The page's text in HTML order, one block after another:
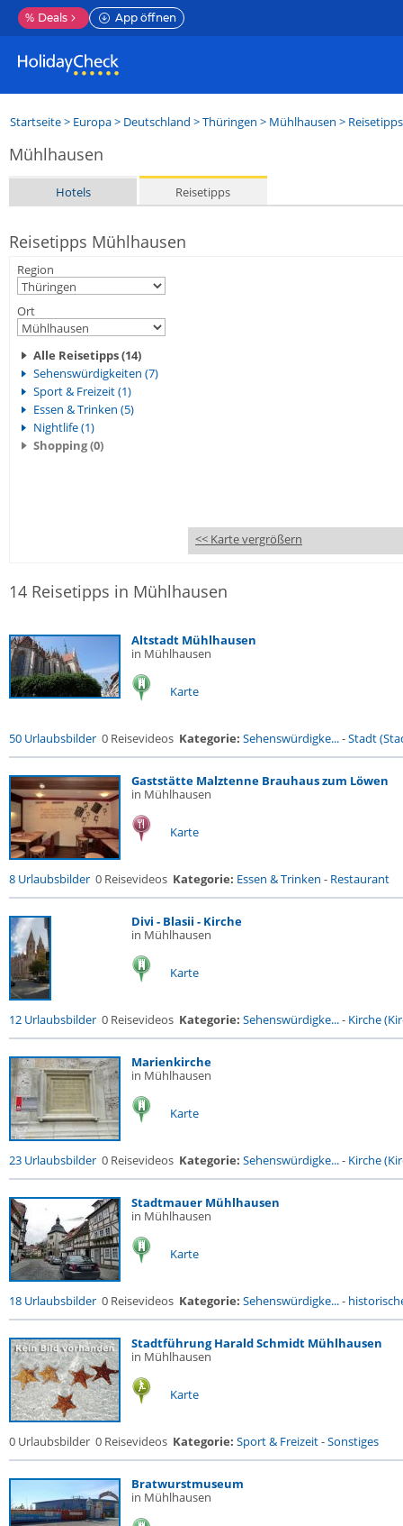
% Deals App öffnen
Startseite> Europa> Deutschland >Thüringen > Mühlhausen > Reisetipps
Mühlhausen
Hotels Reisetipps
Reisetipps Mühlhausen
Region
Ort
Alle Reisetipps (14)
Sehenswürdigkeiten (7)
Sport & Freizeit (1)
Essen & Trinken (5)
Nightlife (1)
Shopping (0)
<< Karte vergrößern
14 Reisetipps in Mühlhausen
Altstadt Mühlhausen
in Mühlhausen
Karte
50 Urlaubsbilder 0 Reisevideos Kategorie: Sehenswürdigke...-Stadt
Gaststätte Malztenne Brauhaus zum Löwen
in Mühlhausen
Karte
8 Urlaubsbilder 0 Reisevideos Kategorie: Essen & Trinken - Restaurant
Divi - Blasii - Kirche
in Mühlhausen
Karte
12 Urlaubsbilder 0 Reisevideos Kategorie: Sehenswürdigke...- Kirche
Marienkirche
in Mühlhausen
Karte
23 Urlaubsbilder 0 Reisevideos Kategorie: Sehenswürdigke...- Kirche
Stadtmauer Mühlhausen
in Mühlhausen
Karte
18 Urlaubsbilder 0 Reisevideos Kategorie: Sehenswürdigke...-
Stadtführung Harald Schmidt Mühlhausen
in Mühlhausen
Karte
0 Urlaubsbilder 0 Reisevideos Kategorie: Sport & Freizeit-Sonstiges
Bratwurstmuseum
in Mühlhausen